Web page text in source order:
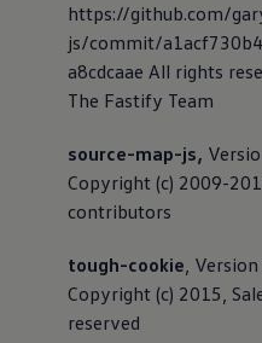
https://github.com/
js/commit/
a8cdcaae All rights
The Fastify Team
source-map-js,
Copyright (c) 2009-
contributors
tough-cookie, Version
Copyright (c) 2015,
reserved